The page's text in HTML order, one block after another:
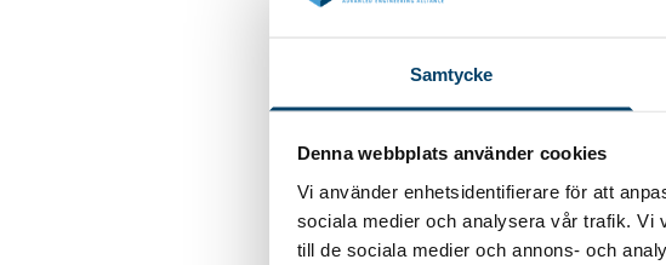
Samtycke
Denna webbplats använder cookies
Vi använder enhetsidentifierare för att
sociala medier och analysera vår trafik. Vi
till de sociala medier och annons- och